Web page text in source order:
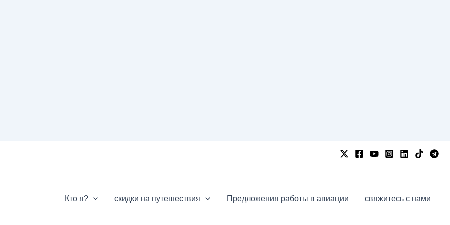
Кто я? скидки на путешествия Предложения работы в авиации свяжитесь с нами